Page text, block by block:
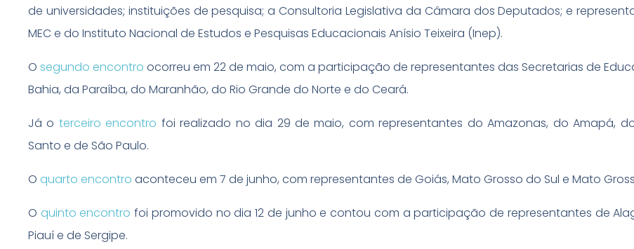
de universidades; instituições de pesquisa; a Consultoria Legislativa da Câmara dos Deputados; e
MEC e do Instituto Nacional de Estudos e Pesquisas Educacionais Anísio Teixeira (Inep).
O segundo encontro ocorreu em 22 de maio, com a participação de representantes das Secretarias de
Bahia, da Paraíba, do Maranhão, do Rio Grande do Norte e do Ceará.
Já o terceiro encontro foi realizado no dia 29 de maio, com representantes do Amazonas, do Amapá,
Santo e de São Paulo.
O quarto encontro aconteceu em 7 de junho, com representantes de Goiás, Mato Grosso do Sul e Mato
O quinto encontro foi promovido no dia 12 de junho e contou com a participação de representantes de
Piauí e de Sergipe.